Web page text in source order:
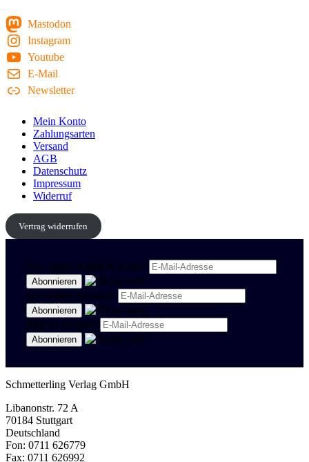
Mastodon
Instagram
Youtube
E-Mail
Newsletter
Mein Konto
Zahlungsarten
Versand
AGB
Datenschutz
Impressum
Widerruf
Vertrag widerrufen
Newsletter Politik & Kultur
Newsletter Spanisch
Region Stuttgart
Schmetterling Verlag GmbH
Libanonstr. 72 A
70184 Stuttgart
Deutschland
Fon: 0711 626779
Fax: 0711 626992